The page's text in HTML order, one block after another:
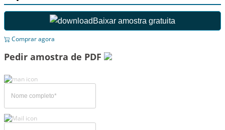
Baixar amostra gratuita
Comprar agora
Pedir amostra de PDF